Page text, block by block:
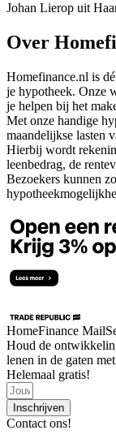
Johan Lierop uit
Over
Homefinance.nl is
je hypotheek. Onze
je helpen bij het
Met onze handige
maandelijkse lasten
Hierbij wordt
leenbedrag, de
Bezoekers kunnen
HomeFinance
Houd de
lenen in de gaten
Helemaal gratis!
Inschrijven
Contact ons!